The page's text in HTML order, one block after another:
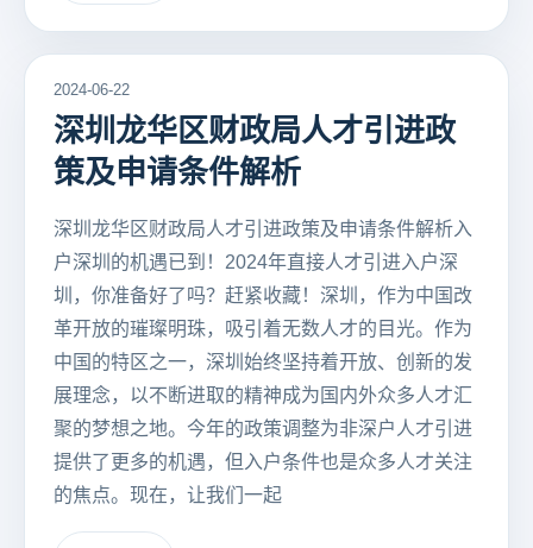
2024-06-22
深圳龙华区财政局人才引进政
策及申请条件解析
深圳龙华区财政局人才引进政策及申请条件解析入
户深圳的机遇已到！2024年直接人才引进入户深
圳，你准备好了吗？赶紧收藏！深圳，作为中国改
革开放的璀璨明珠，吸引着无数人才的目光。作为
中国的特区之一，深圳始终坚持着开放、创新的发
展理念，以不断进取的精神成为国内外众多人才汇
聚的梦想之地。今年的政策调整为非深户人才引进
提供了更多的机遇，但入户条件也是众多人才关注
的焦点。现在，让我们一起